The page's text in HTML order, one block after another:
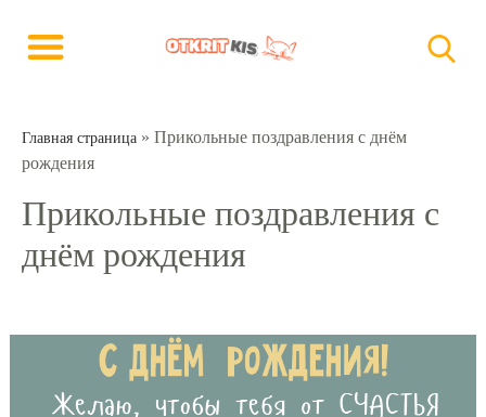
Главная страница » Прикольные поздравления с днём
рождения
Прикольные поздравления с
днём рождения